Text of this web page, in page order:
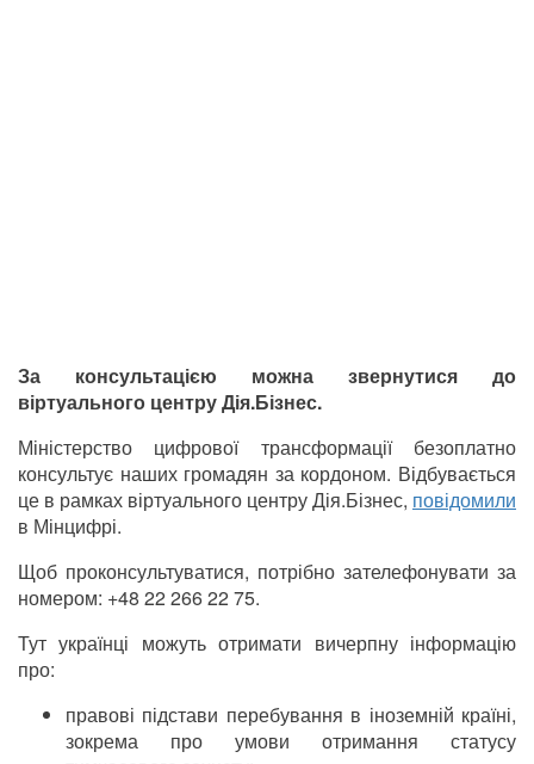
За консультацією можна звернутися до
віртуального центру Дія.Бізнес.
Міністерство цифрової трансформації безоплатно
консультує наших громадян за кордоном. Відбувається
це в рамках віртуального центру Дія.Бізнес, повідомили
в Мінцифрі.
Щоб проконсультуватися, потрібно зателефонувати за
номером: +48 22 266 22 75.
Тут українці можуть отримати вичерпну інформацію
про:
правові підстави перебування в іноземній країні,
зокрема про умови отримання статусу